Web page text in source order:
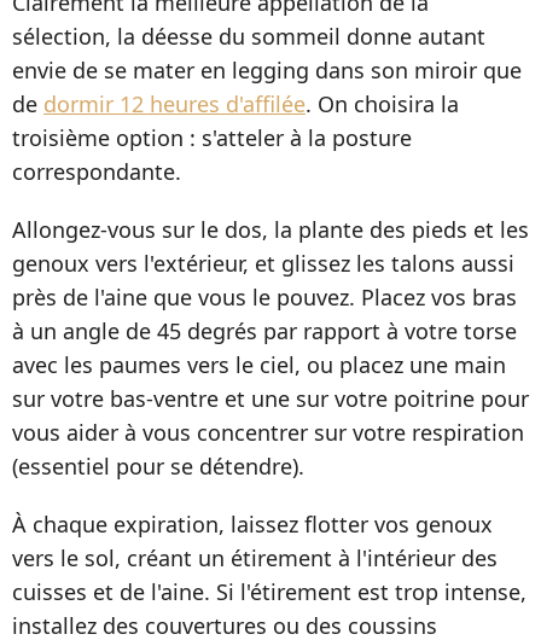
sélection, la déesse du sommeil donne autant
envie de se mater en legging dans son miroir que
de dormir 12 heures d'affilée. On choisira la
troisième option : s'atteler à la posture
correspondante.
Allongez-vous sur le dos, la plante des pieds et les
genoux vers l'extérieur, et glissez les talons aussi
près de l'aine que vous le pouvez. Placez vos bras
à un angle de 45 degrés par rapport à votre torse
avec les paumes vers le ciel, ou placez une main
sur votre bas-ventre et une sur votre poitrine pour
vous aider à vous concentrer sur votre respiration
(essentiel pour se détendre).
À chaque expiration, laissez flotter vos genoux
vers le sol, créant un étirement à l'intérieur des
cuisses et de l'aine. Si l'étirement est trop intense,
installez des couvertures ou des coussins